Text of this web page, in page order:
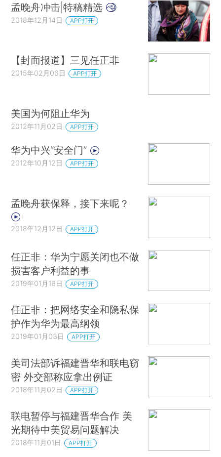
孟晚舟冲击|特稿精选
2018年12月14日 APP打开
【封面报道】三见任正非
2015年02月06日 APP打开
美国为何阻止华为
2012年11月02日 APP打开
华为中兴“安全门”
2012年10月12日 APP打开
孟晚舟获保释，接下来呢？
2018年12月12日 APP打开
任正非：华为宁愿关闭也不做
损害客户利益的事
2019年01月16日 APP打开
任正非：把网络安全和隐私保
护作为华为最高纲领
2019年01月03日 APP打开
美司法部诉福建晋华和联电窃
密 外交部称应拿出例证
2018年11月02日 APP打开
联电暂停与福建晋华合作 美
光期待中美贸易问题解决
2018年11月01日 APP打开